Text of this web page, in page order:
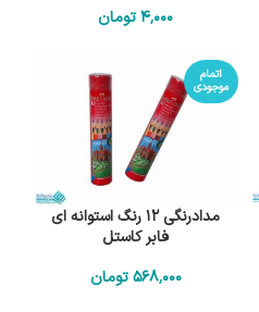
4٬000تومان
اتمام
موجودی
مدادرنگی 12 رنگ استوانه ای
فابر کاستل
568٬000 تومان